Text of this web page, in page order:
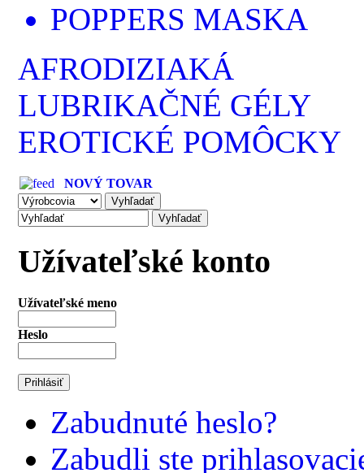
POPPERS MASKA
AFRODIZIAKÁ
LUBRIKAČNÉ GÉLY
EROTICKÉ POMÔCKY
NOVÝ TOVAR
Užívateľské konto
Užívateľské meno
Heslo
Zabudnuté heslo?
Zabudli ste